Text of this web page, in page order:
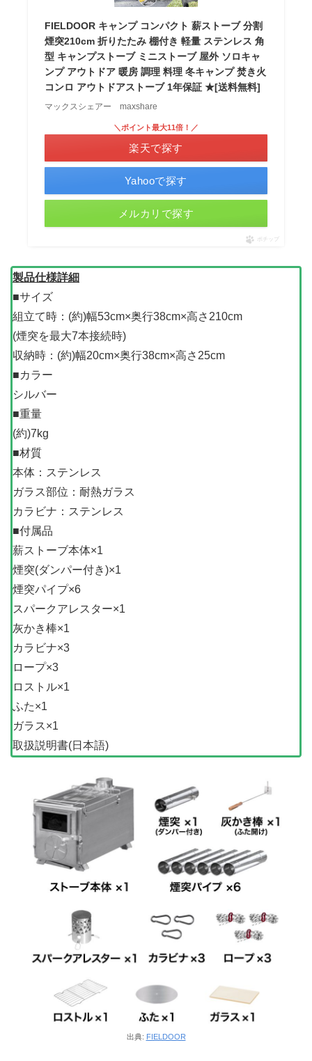
FIELDOOR キャンプ コンパクト 薪ストーブ 分割
煙突210cm 折りたたみ 棚付き 軽量 ステンレス 角
型 キャンプストーブ ミニストーブ 屋外 ソロキャ
ンプ アウトドア 暖房 調理 料理 冬キャンプ 焚き火
コンロ アウトドアストーブ 1年保証 ★[送料無料]
マックスシェアー maxshare
＼ポイント最大11倍！／
楽天で探す
Yahooで探す
メルカリで探す
ポチップ
製品仕様詳細
■サイズ
組立て時：(約)幅53cm×奥行38cm×高さ210cm
(煙突を最大7本接続時)
収納時：(約)幅20cm×奥行38cm×高さ25cm
■カラー
シルバー
■重量
(約)7kg
■材質
本体：ステンレス
ガラス部位：耐熱ガラス
カラビナ：ステンレス
■付属品
薪ストーブ本体×1
煙突(ダンパー付き)×1
煙突パイプ×6
スパークアレスター×1
灰かき棒×1
カラビナ×3
ロープ×3
ロストル×1
ふた×1
ガラス×1
取扱説明書(日本語)
出典: FIELDOOR